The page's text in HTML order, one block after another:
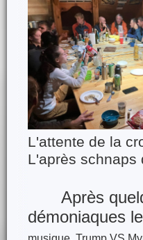
L'attente de
L'après schnaps
Après
démoniaques